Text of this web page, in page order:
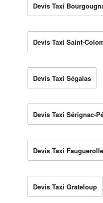
Devis Taxi
Devis Taxi Saint-
Devis Taxi Ségalas
Devis Taxi Sérignac-
Devis Taxi
Devis Taxi Grateloup